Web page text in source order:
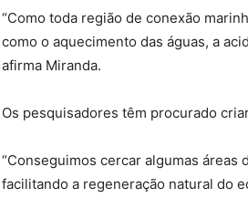
“Como toda região de conexão
como o aquecimento das águas, a
afirma Miranda.
Os pesquisadores têm procurado
“Conseguimos cercar algumas áreas
facilitando a regeneração natural do